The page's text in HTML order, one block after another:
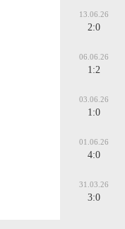
13.06.26
2:0
06.06.26
1:2
03.06.26
1:0
01.06.26
4:0
31.03.26
3:0